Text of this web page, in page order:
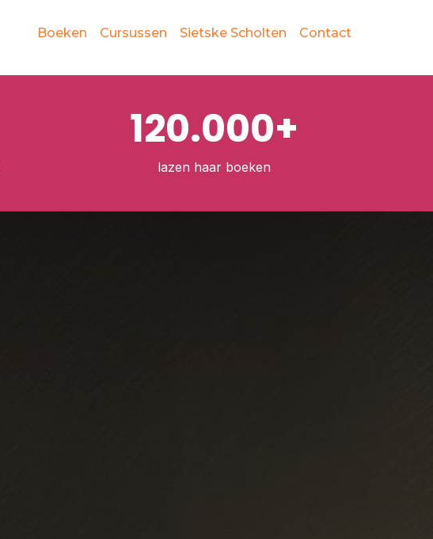
Boeken Cursussen Sietske Scholten Contact
120.000+
lazen haar boeken